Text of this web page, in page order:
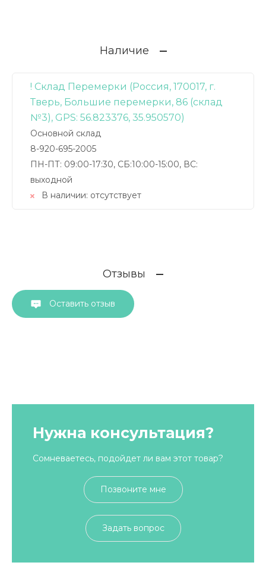
Наличие
! Склад Перемерки (Россия, 170017, г.
Тверь, Большие перемерки, 86 (склад
№3), GPS: 56.823376, 35.950570)
Основной склад
8-920-695-2005
ПН-ПТ: 09:00-17:30, СБ:10:00-15:00, ВС:
выходной
В наличии: отсутствует
Отзывы
Оставить отзыв
Нужна консультация?
Сомневаетесь, подойдет ли вам этот товар?
Позвоните мне
Задать вопрос